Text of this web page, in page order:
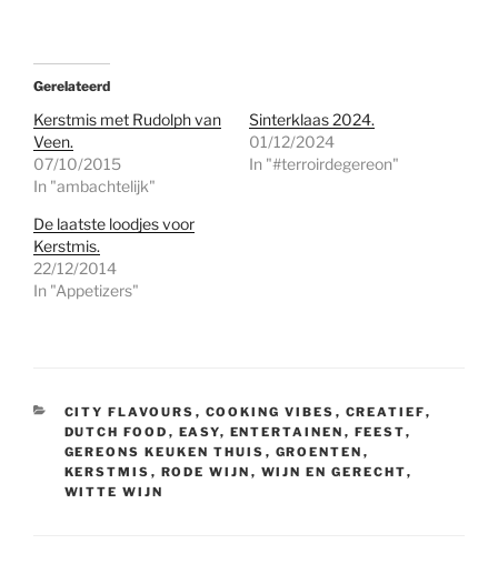
Gerelateerd
Kerstmis met Rudolph van
Veen.
07/10/2015
In "ambachtelijk"
Sinterklaas 2024.
01/12/2024
In "#terroirdegereon"
De laatste loodjes voor
Kerstmis.
22/12/2014
In "Appetizers"
CATEGORIEËN
CITY FLAVOURS , COOKING VIBES , CREATIEF,
DUTCH FOOD , EASY, ENTERTAINEN , FEEST,
GEREONS KEUKEN THUIS , GROENTEN ,
KERSTMIS , RODE WIJN , WIJN EN GERECHT,
WITTE WIJN